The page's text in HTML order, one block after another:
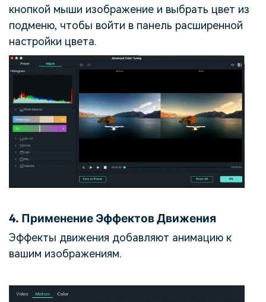
кнопкой мыши изображение и выбрать цвет из
подменю, чтобы войти в панель расширенной
настройки цвета.
4. Применение Эффектов Движения
Эффекты движения добавляют анимацию к
вашим изображениям.